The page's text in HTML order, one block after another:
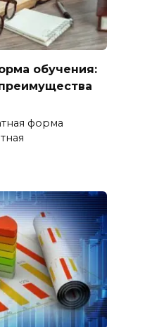
обучения:
форма